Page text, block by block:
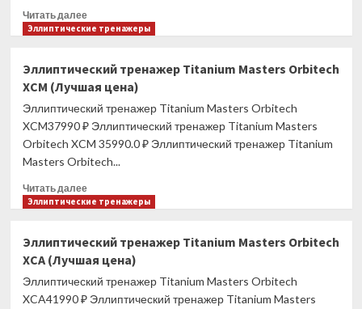
Читать далееПрочитать
больше
тренажер
Titanium
Masters
Orbitech
(Лучшая
цена)
Эллиптические тренажеры
Эллиптический тренажер Titanium Masters Orbitech
XCM (Лучшая цена)
Эллиптический тренажер Titanium Masters Orbitech
XCM37990 ₽ Эллиптический тренажер Titanium Masters
Orbitech XCM 35990.0 ₽ Эллиптический тренажер Titanium
Masters Orbitech...
Читать далееПрочитать
больше
тренажер
Titanium
Masters
Orbitech
Эллиптические тренажеры
Эллиптический тренажер Titanium Masters Orbitech
XCA (Лучшая цена)
Эллиптический тренажер Titanium Masters Orbitech
XCA41990 ₽ Эллиптический тренажер Titanium Masters